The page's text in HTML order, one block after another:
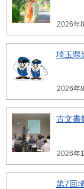
2026年
埼玉県
2026年
古文書
2026年
第7回